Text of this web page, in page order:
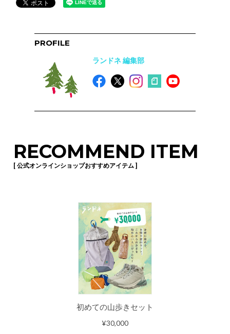
PROFILE
ランドネ 編集部
RECOMMEND ITEM
[ 公式オンラインショップおすすめアイテム ]